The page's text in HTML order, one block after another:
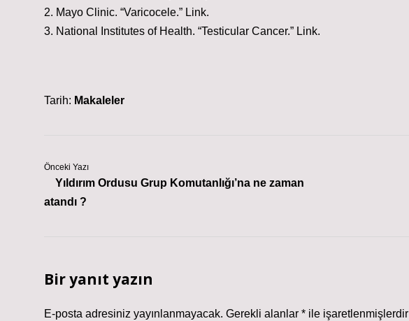
2. Mayo Clinic. “Varicocele.” Link.
3. National Institutes of Health. “Testicular Cancer.” Link.
Tarih: Makaleler
Önceki Yazı
Yıldırım Ordusu Grup Komutanlığı’na ne zaman
atandı ?
Bir yanıt yazın
E-posta adresiniz yayınlanmayacak. Gerekli alanlar * ile işaretlenmişlerdir